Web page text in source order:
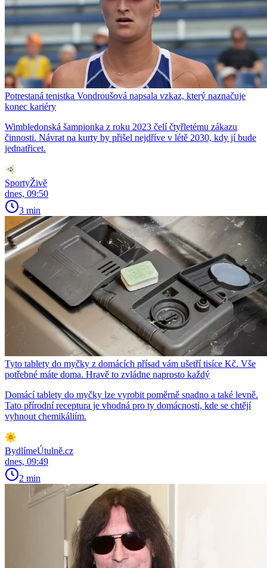
Potrestaná tenistka Vondroušová napsala vzkaz, který naznačuje
konec kariéry
Wimbledonská šampionka z roku 2023 čelí čtyřletému zákazu
činnosti. Návrat na kurty by přišel nejdříve v létě 2030, kdy jí bude
jednatřicet.
SportyŽivě
dnes, 09:50
3 min
Tyto tablety do myčky z domácích přísad vám ušetří tisíce Kč. Vše
potřebné máte doma. Hravě to zvládne naprosto každý
Domácí tablety do myčky lze vyrobit poměrně snadno a také levně.
Tato přírodní receptura je vhodná pro ty domácnosti, kde se chtějí
vyhnout chemikáliím.
BydlímeÚtulně.cz
dnes, 09:49
2 min